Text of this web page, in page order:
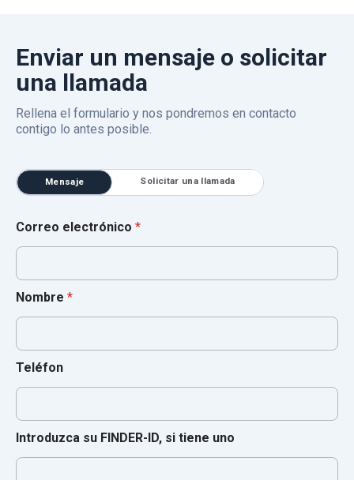
Enviar un mensaje o solicitar
una llamada
Rellena el formulario y nos pondremos en contacto
contigo lo antes posible.
Mensaje Solicitar una llamada
Correo electrónico *
Nombre *
Teléfon
Introduzca su FINDER-ID, si tiene uno